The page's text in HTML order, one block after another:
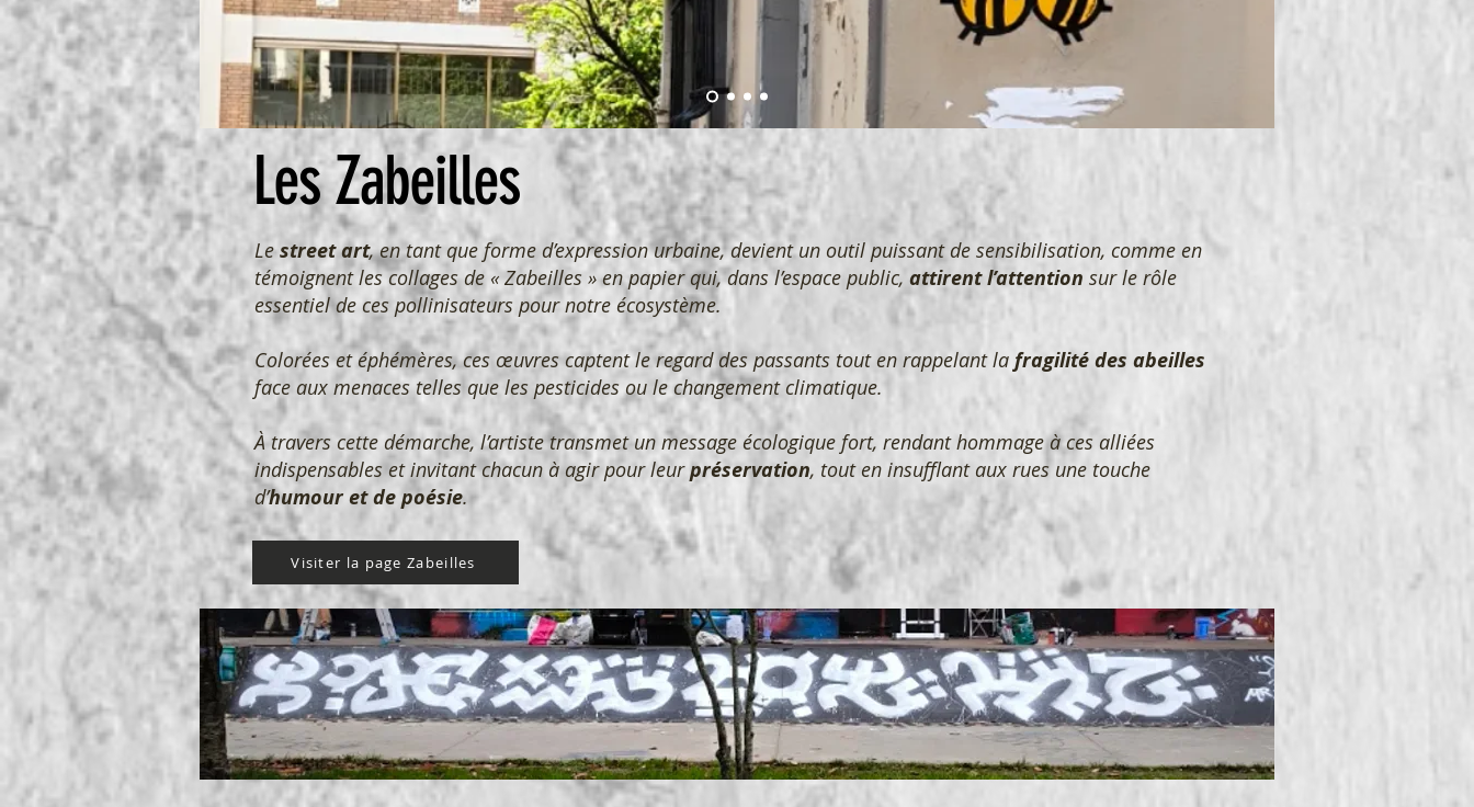
Lestreet art, en tant que forme d’expression urbaine, devient un outil puissant de sensibilisation, comme en
témoignent les collages de « Zabeilles » en papier qui, dans l’espace public, attirent l’attention sur le rôle
essentiel de ces pollinisateurs pour notre écosystème.
Colorées et éphémères, ces œuvres captent le regard des passants tout en rappelant la fragilité des abeilles
face aux menaces telles que les pesticides ou le changement climatique.
À travers cette démarche, l’artiste transmet un message écologique fort, rendant hommage à ces alliées
indispensables et invitant chacun à agir pour leurpréservation, tout en insufflant aux rues une touche
d’humour et de poésie.
Visiter la page Zabeilles
Les Zabeilles